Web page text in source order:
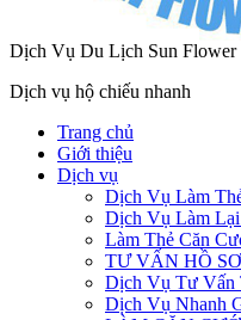
Dịch Vụ Du Lịch Sun Flower
Dịch vụ hộ chiếu nhanh
Trang chủ
Giới thiệu
Dịch vụ
Dịch Vụ Làm
Dịch Vụ Làm
Làm Thẻ Căn
TƯ VẤN HỒ
Dịch Vụ Tư Vấn
Dịch Vụ Nhanh